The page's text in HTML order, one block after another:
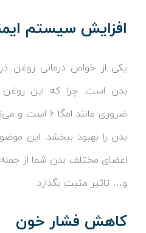
افزایش سیستم
یکی از خواص درمانی روغن
بدن است. چرا که این
ضروری مانند
بدن را بهبود ببخشد. این
اعضای مختلف بدن شما از
و… تاثیر مثبت بگذارد.
کاهش فشار خون